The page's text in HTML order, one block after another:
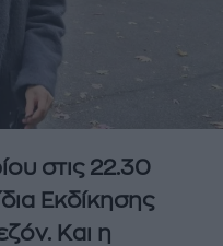
στις 22.30
Εκδίκησης
Και η